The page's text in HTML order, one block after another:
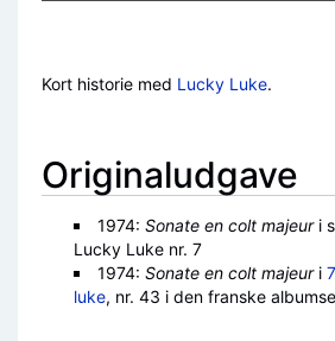
Kort historie med Lucky Luke.
Originaludgave
1974: Sonate en colt majeuri
Lucky Luke nr. 7
1974: Sonate en colt majeuri
luke, nr. 43 i den franske